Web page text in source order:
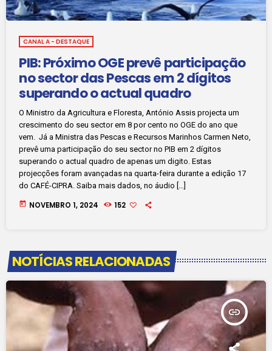
CANAL A - DESTAQUE
PIB: Próximo OGE prevê participação
no sector das Pescas em 2 dígitos
superando o actual quadro
O Ministro da Agricultura e Floresta, António Assis projecta um
crescimento do seu sector em 8 por cento no OGE do ano que
vem. Já a Ministra das Pescas e Recursos Marinhos Carmen Neto,
prevê uma participação do seu sector no PIB em 2 dígitos
superando o actual quadro de apenas um digito. Estas
projecções foram avançadas na quarta-feira durante a edição 17
do CAFÉ-CIPRA. Saiba mais dados, no áudio […]
today NOVEMBRO 1, 2024 152
NOTÍCIAS RELACIONADAS
insert_link